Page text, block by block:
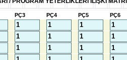
PÇ3 PÇ4 PÇ5 PÇ6